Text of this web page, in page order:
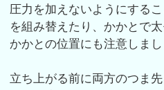
圧力を加えないようにする
を組み替えたり、かかとで
かかとの位置にも注意しまし
立ち上がる前に両方のつま